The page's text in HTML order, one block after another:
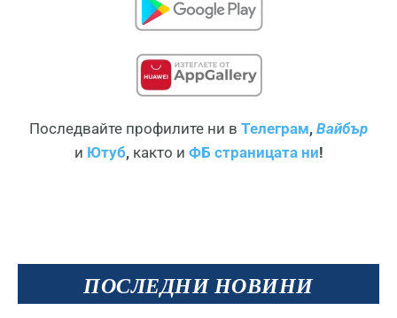
ПОСЛЕДНИ НОВИНИ
Последвайте профилите ни в Телеграм, Вайбър
и Ютуб, както и ФБ страницата ни!